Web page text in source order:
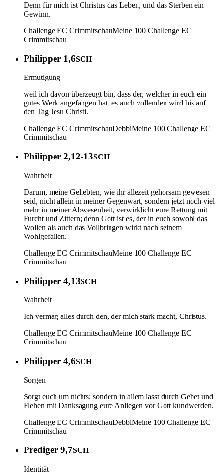
Denn für mich ist Christus das Leben, und das Sterben ein
Gewinn.
Challenge EC CrimmitschauMeine 100 Challenge EC
Crimmitschau
Philipper 1,6SCH
Ermutigung
weil ich davon überzeugt bin, dass der, welcher in euch ein
gutes Werk angefangen hat, es auch vollenden wird bis auf
den Tag Jesu Christi.
Challenge EC CrimmitschauDebbiMeine 100 Challenge EC
Crimmitschau
Philipper 2,12-13SCH
Wahrheit
Darum, meine Geliebten, wie ihr allezeit gehorsam gewesen
seid, nicht allein in meiner Gegenwart, sondern jetzt noch viel
mehr in meiner Abwesenheit, verwirklicht eure Rettung mit
Furcht und Zittern; denn Gott ist es, der in euch sowohl das
Wollen als auch das Vollbringen wirkt nach seinem
Wohlgefallen.
Challenge EC CrimmitschauMeine 100 Challenge EC
Crimmitschau
Philipper 4,13SCH
Wahrheit
Ich vermag alles durch den, der mich stark macht, Christus.
Challenge EC CrimmitschauMeine 100 Challenge EC
Crimmitschau
Philipper 4,6SCH
Sorgen
Sorgt euch um nichts; sondern in allem lasst durch Gebet und
Flehen mit Danksagung eure Anliegen vor Gott kundwerden.
Challenge EC CrimmitschauDebbiMeine 100 Challenge EC
Crimmitschau
Prediger 9,7SCH
Identität